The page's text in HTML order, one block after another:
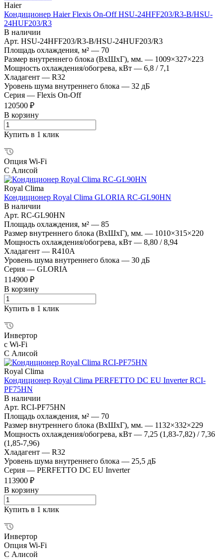
Haier
Кондиционер Haier Flexis On-Off HSU-24HFF203/R3-B/HSU-
24HUF203/R3
В наличии
Арт. HSU-24HFF203/R3-B/HSU-24HUF203/R3
Площадь охлаждения, м² — 70
Размер внутреннего блока (ВхШхГ), мм. — 1009×327×223
Мощность охлаждения/обогрева, кВт — 6,8 / 7,1
Хладагент — R32
Уровень шума внутреннего блока — 32 дБ
Серия — Flexis On-Off
120500 ₽
В корзину
Купить в 1 клик
Опция Wi-Fi
С Алисой
Royal Clima
Кондиционер Royal Clima GLORIA RC-GL90HN
В наличии
Арт. RC-GL90HN
Площадь охлаждения, м² — 85
Размер внутреннего блока (ВхШхГ), мм. — 1010×315×220
Мощность охлаждения/обогрева, кВт — 8,80 / 8,94
Хладагент — R410A
Уровень шума внутреннего блока — 30 дБ
Серия — GLORIA
114900 ₽
В корзину
Купить в 1 клик
Инвертор
с Wi-Fi
С Алисой
Royal Clima
Кондиционер Royal Clima PERFETTO DC EU Inverter RCI-
PF75HN
В наличии
Арт. RCI-PF75HN
Площадь охлаждения, м² — 70
Размер внутреннего блока (ВхШхГ), мм. — 1132×332×229
Мощность охлаждения/обогрева, кВт — 7,25 (1,83-7,82) / 7,36
(1,85-7,96)
Хладагент — R32
Уровень шума внутреннего блока — 25,5 дБ
Серия — PERFETTO DC EU Inverter
113900 ₽
В корзину
Купить в 1 клик
Инвертор
Опция Wi-Fi
С Алисой